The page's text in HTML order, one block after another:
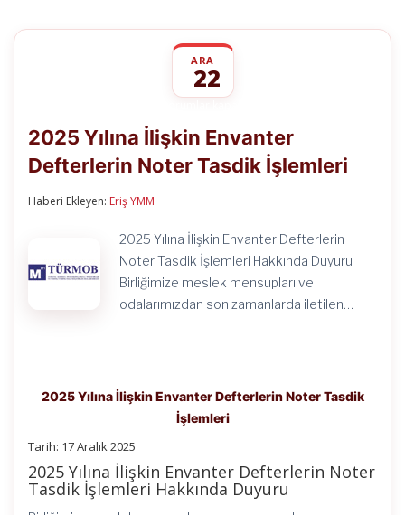
ARA
22
İlişkin
Defterlerin
2025 Yılına İlişkin Envanter
Defterlerin Noter Tasdik İşlemleri
Haberi Ekleyen: Eriş YMM
2025 Yılına İlişkin Envanter Defterlerin
Noter Tasdik İşlemleri Hakkında Duyuru
Birliğimize meslek mensupları ve
odalarımızdan son zamanlarda iletilen…
2025 Yılına İlişkin Envanter Defterlerin Noter Tasdik
İşlemleri
Tarih: 17 Aralık 2025
2025 Yılına İlişkin Envanter Defterlerin Noter
Tasdik İşlemleri Hakkında Duyuru